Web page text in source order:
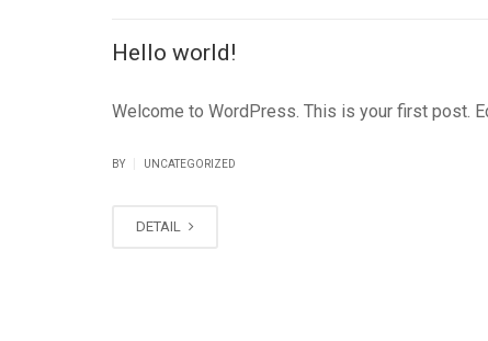
Hello world!
Welcome to WordPress. This is your first post.
BY UNCATEGORIZED
DETAIL